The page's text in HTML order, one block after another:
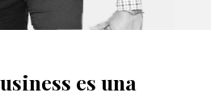
es una